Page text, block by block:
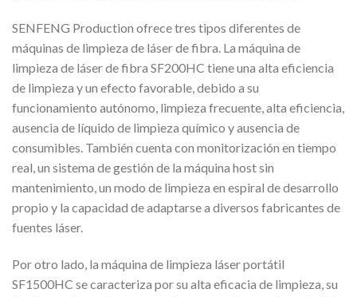
SENFENG Production ofrece tres tipos diferentes de
máquinas de limpieza de láser de fibra. La máquina de
limpieza de láser de fibra SF200HC tiene una alta eficiencia
de limpieza y un efecto favorable, debido a su
funcionamiento autónomo, limpieza frecuente, alta eficiencia,
ausencia de líquido de limpieza químico y ausencia de
consumibles. También cuenta con monitorización en tiempo
real, un sistema de gestión de la máquina host sin
mantenimiento, un modo de limpieza en espiral de desarrollo
propio y la capacidad de adaptarse a diversos fabricantes de
fuentes láser.
Por otro lado, la máquina de limpieza láser portátil
SF1500HC se caracteriza por su alta eficacia de limpieza, su